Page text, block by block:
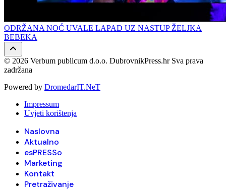
ODRŽANA NOĆ UVALE LAPAD UZ NASTUP ŽELJKA
BEBEKA
© 2026 Verbum publicum d.o.o. DubrovnikPress.hr Sva prava
zadržana
Powered by DromedarIT.NeT
Impressum
Uvjeti korištenja
Naslovna
Aktualno
esPRESSo
Marketing
Kontakt
Pretraživanje